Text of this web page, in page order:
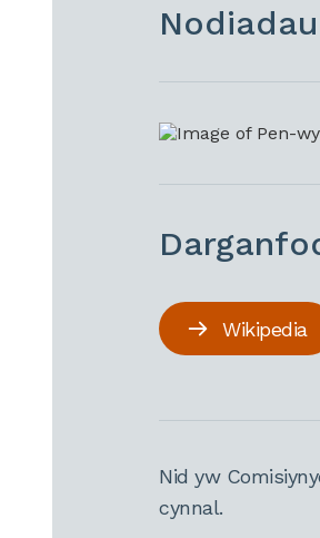
Nodiadau
Wikipedia
Nid yw
cynnal.